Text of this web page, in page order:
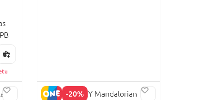
-20%
SIMBA DISNEY Mandalorian